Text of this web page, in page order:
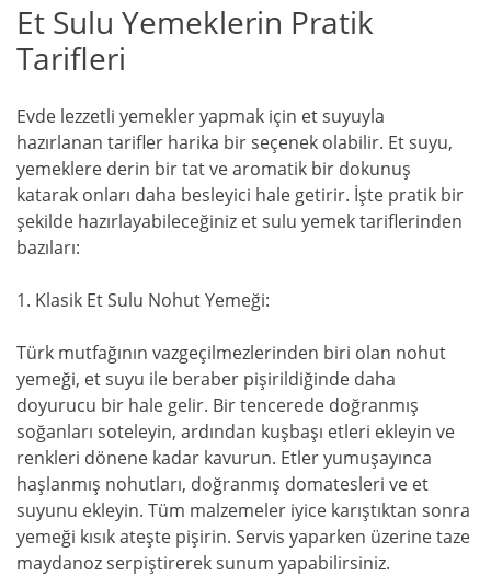
Et Sulu Yemeklerin Pratik
Tarifleri
Evde lezzetli yemekler yapmak için et suyuyla
hazırlanan tarifler harika bir seçenek olabilir. Et suyu,
yemeklere derin bir tat ve aromatik bir dokunuş
katarak onları daha besleyici hale getirir. İşte pratik bir
şekilde hazırlayabileceğiniz et sulu yemek tariflerinden
bazıları:
1. Klasik Et Sulu Nohut Yemeği:
Türk mutfağının vazgeçilmezlerinden biri olan nohut
yemeği, et suyu ile beraber pişirildiğinde daha
doyurucu bir hale gelir. Bir tencerede doğranmış
soğanları soteleyin, ardından kuşbaşı etleri ekleyin ve
renkleri dönene kadar kavurun. Etler yumuşayınca
haşlanmış nohutları, doğranmış domatesleri ve et
suyunu ekleyin. Tüm malzemeler iyice karıştıktan sonra
yemeği kısık ateşte pişirin. Servis yaparken üzerine taze
maydanoz serpiştirerek sunum yapabilirsiniz.